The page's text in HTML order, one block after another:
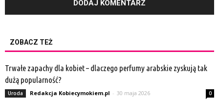
ZOBACZ TEŻ
Trwałe zapachy dla kobiet – dlaczego perfumy arabskie zyskują tak
dużą popularność?
Uroda Redakcja Kobiecymokiem.pl - 30 maja 2026 0